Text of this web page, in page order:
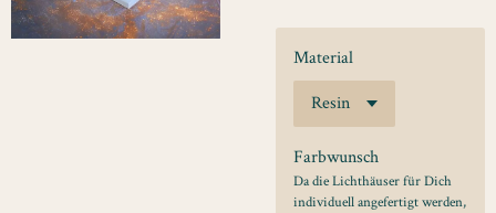
Material
Farbwunsch
Da die Lichthäuser für Dich
individuell angefertigt werden,